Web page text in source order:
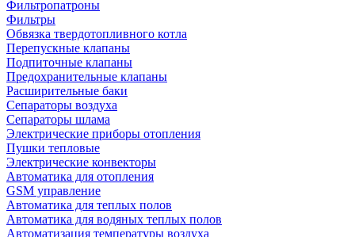
Фильтропатроны
Фильтры
Обвязка твердотопливного котла
Перепускные клапаны
Подпиточные клапаны
Предохранительные клапаны
Расширительные баки
Сепараторы воздуха
Сепараторы шлама
Электрические приборы отопления
Пушки тепловые
Электрические конвекторы
Автоматика для отопления
GSM управление
Автоматика для теплых полов
Автоматика для водяных теплых полов
Автоматизация температуры воздуха